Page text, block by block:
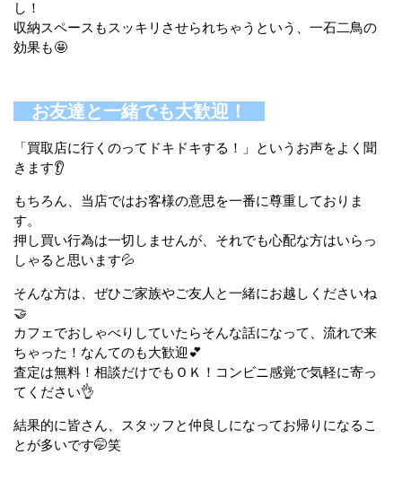
し！
収納スペースもスッキリさせられちゃうという、一石二鳥の
効果も🤩
お友達と一緒でも大歓迎！
「買取店に行くのってドキドキする！」というお声をよく聞
きます👂
もちろん、当店ではお客様の意思を一番に尊重しておりま
す。
押し買い行為は一切しませんが、それでも心配な方はいらっ
しゃると思います💦
そんな方は、ぜひご家族やご友人と一緒にお越しくださいね
🤝
カフェでおしゃべりしていたらそんな話になって、流れで来
ちゃった！なんてのも大歓迎💕
査定は無料！相談だけでもＯＫ！コンビニ感覚で気軽に寄っ
てください👌
結果的に皆さん、スタッフと仲良しになってお帰りになるこ
とが多いです🤭笑